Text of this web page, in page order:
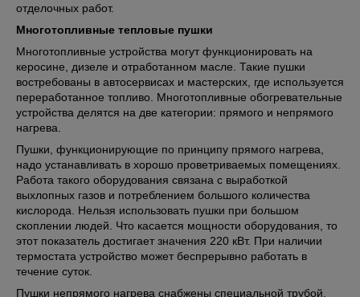
отделочных работ.
Многотопливные тепловые пушки
Многотопливные устройства могут функционировать на
керосине, дизеле и отработанном масле. Такие пушки
востребованы в автосервисах и мастерских, где используется
переработанное топливо. Многотопливные обогревательные
устройства делятся на две категории: прямого и непрямого
нагрева.
Пушки, функционирующие по принципу прямого нагрева,
надо устанавливать в хорошо проветриваемых помещениях.
Работа такого оборудования связана с выработкой
выхлопных газов и потреблением большого количества
кислорода. Нельзя использовать пушки при большом
скоплении людей. Что касается мощности оборудования, то
этот показатель достигает значения 220 кВт. При наличии
термостата устройство может беспрерывно работать в
течение суток.
Пушки непрямого нагрева снабжены специальной трубой,